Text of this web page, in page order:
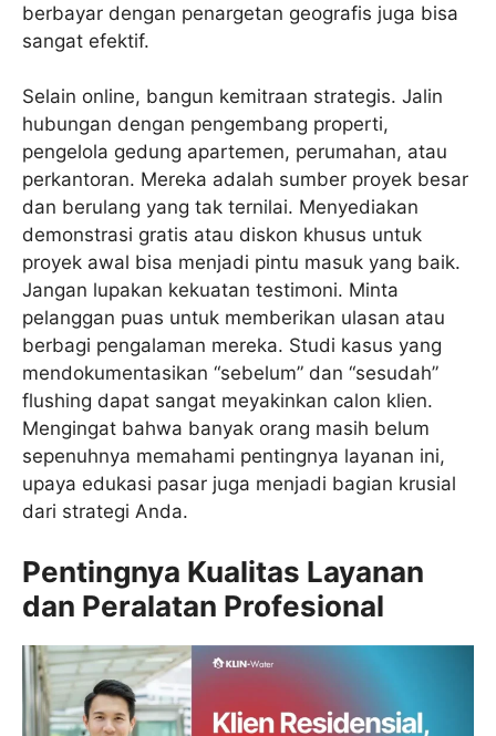
berbayar dengan penargetan geografis juga bisa
sangat efektif.
Selain online, bangun kemitraan strategis. Jalin
hubungan dengan pengembang properti,
pengelola gedung apartemen, perumahan, atau
perkantoran. Mereka adalah sumber proyek besar
dan berulang yang tak ternilai. Menyediakan
demonstrasi gratis atau diskon khusus untuk
proyek awal bisa menjadi pintu masuk yang baik.
Jangan lupakan kekuatan testimoni. Minta
pelanggan puas untuk memberikan ulasan atau
berbagi pengalaman mereka. Studi kasus yang
mendokumentasikan “sebelum” dan “sesudah”
flushing dapat sangat meyakinkan calon klien.
Mengingat bahwa banyak orang masih belum
sepenuhnya memahami pentingnya layanan ini,
upaya edukasi pasar juga menjadi bagian krusial
dari strategi Anda.
Pentingnya Kualitas Layanan
dan Peralatan Profesional